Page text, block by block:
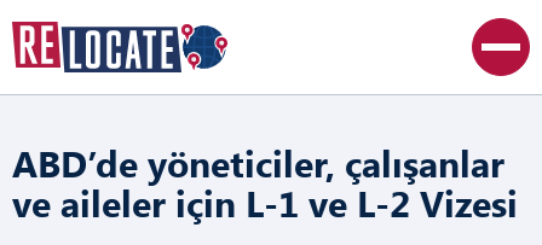
ABD’de yöneticiler, çalışanlar
ve aileler için L-1 ve L-2 Vizesi